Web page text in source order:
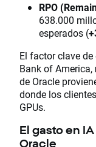
RPO
638.000
esperados (
El factor clave
Bank of America,
de Oracle
donde los
GPUs.
El gasto en
Oracle